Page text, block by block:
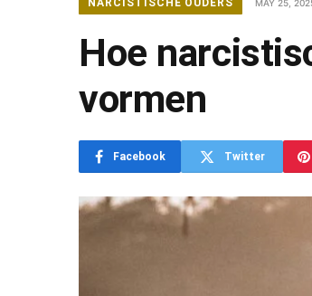
NARCISTISCHE OUDERS MAY 25,
Hoe
vormen
Facebook Twitter